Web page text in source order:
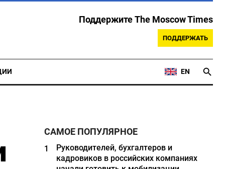
Поддержите The Moscow Times
ПОДДЕРЖАТЬ
EN
САМОЕ ПОПУЛЯРНОЕ
1
Руководителей, бухгалтеров и
кадровиков в российских компаниях